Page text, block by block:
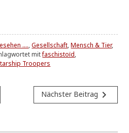
....,Gesellschaft,Mensch & Tier,
mitfaschistoïd,
Troopers
Nächster Beitrag navigate_next